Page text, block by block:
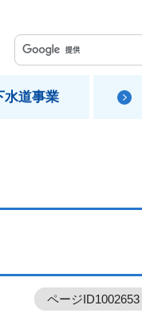
水道事業
ページID1002653